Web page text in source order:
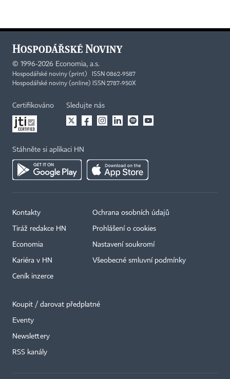
© 1996-2026 Economia, a.s.
Hospodářské noviny (print) ISSN 0862-9587
Hospodářské noviny (online) ISSN 2787-950X
Certifikováno Sledujte nás
Stáhněte si aplikaci HN
Kontakty
Tiráž redakce HN
Economia
Kariéra v HN
Ceník inzerce
Ochrana osobních údajů
Prohlášení o cookies
Nastavení soukromí
Všeobecné smluvní podmínky
Koupit / darovat předplatné
Eventy
Newslettery
RSS kanály